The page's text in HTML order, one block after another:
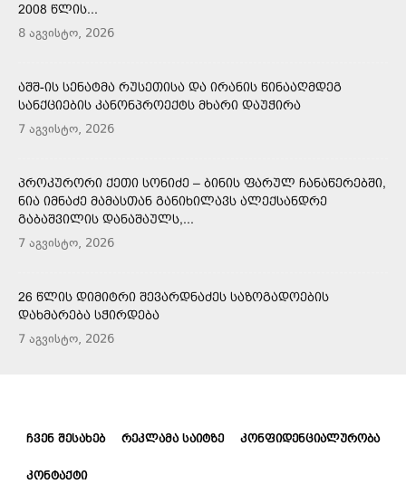
2008 ᲬᲚᲘᲡ...
8 აგვისტო, 2026
ᲐᲨᲨ-ᲘᲡ ᲡᲔᲜᲐᲢᲛᲐ ᲠᲣᲡᲔᲗᲘᲡᲐ ᲓᲐ ᲘᲠᲐᲜᲘᲡ ᲬᲘᲜᲐᲐᲦᲛᲓᲔᲒ
ᲡᲐᲜᲥᲪᲘᲔᲑᲘᲡ ᲙᲐᲜᲝᲜᲞᲠᲝᲔᲥᲢᲡ ᲛᲮᲐᲠᲘ ᲓᲐᲣᲭᲘᲠᲐ
7 აგვისტო, 2026
ᲞᲠᲝᲙᲣᲠᲝᲠᲘ ᲥᲔᲗᲘ ᲡᲝᲜᲘᲫᲔ – ᲑᲘᲜᲘᲡ ᲤᲐᲠᲣᲚ ᲩᲐᲜᲐᲬᲔᲠᲔᲑᲨᲘ,
ᲜᲘᲐ ᲘᲛᲜᲐᲫᲔ ᲛᲐᲛᲐᲡᲗᲐᲜ ᲒᲐᲜᲘᲮᲘᲚᲐᲕᲡ ᲐᲚᲔᲥᲡᲐᲜᲓᲠᲔ
ᲒᲐᲑᲐᲨᲕᲘᲚᲘᲡ ᲓᲐᲜᲐᲨᲐᲣᲚᲡ,...
7 აგვისტო, 2026
26 ᲬᲚᲘᲡ ᲓᲘᲛᲘᲢᲠᲘ ᲨᲔᲕᲐᲠᲓᲜᲐᲫᲔᲡ ᲡᲐᲖᲝᲒᲐᲓᲝᲔᲑᲘᲡ
ᲓᲐᲮᲛᲐᲠᲔᲑᲐ ᲡᲭᲘᲠᲓᲔᲑᲐ
7 აგვისტო, 2026
ᲩᲕᲔᲜ ᲨᲔᲡᲐᲮᲔᲑ ᲠᲔᲙᲚᲐᲛᲐ ᲡᲐᲘᲢᲖᲔ ᲙᲝᲜᲤᲘᲓᲔᲜᲪᲘᲐᲚᲣᲠᲝᲑᲐ
ᲙᲝᲜᲢᲐᲥᲢᲘ